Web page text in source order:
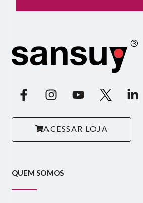
ACESSAR LOJA
QUEM SOMOS